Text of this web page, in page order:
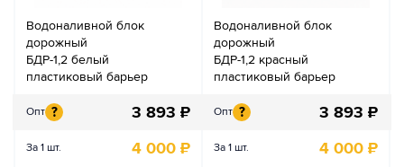
Водоналивной блок
дорожный
БДР-1,2 белый
пластиковый барьер
Опт ? 3 893 ₽
За 1 шт. 4 000 ₽
Водоналивной блок
дорожный
БДР-1,2 красный
пластиковый барьер
Опт ? 3 893 ₽
За 1 шт. 4 000 ₽